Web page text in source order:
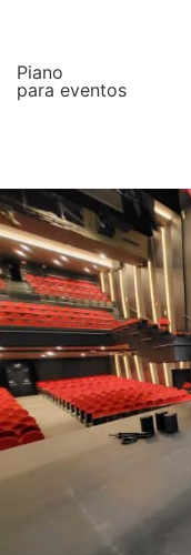
Piano
para eventos